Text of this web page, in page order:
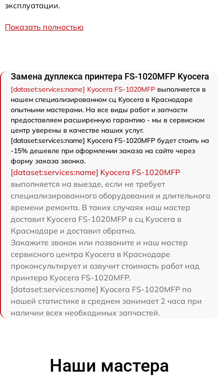
эксплуатации.
Показать полностью
Замена дуплекса принтера FS-1020MFP Kyocera
[dataset:services:name] Kyocera FS-1020MFP выполняется в
нашем специализированном сц Kyocera в Краснодаре
опытными мастерами. На все виды работ и запчасти
предоставляем расширенную гарантию - мы в сервисном
центр уверены в качестве наших услуг.
[dataset:services:name] Kyocera FS-1020MFP будет стоить на
-15% дешевле при оформлении заказа на сайте через
форму заказа звонка.
[dataset:services:name] Kyocera FS-1020MFP
выполняется на выезде, если не требует
специализированного оборудования и длительного
времени ремонта. В таких случаях наш мастер
доставит Kyocera FS-1020MFP в сц Kyocera в
Краснодаре и доставит обратно.
Закажите звонок или позвоните и наш мастер
сервисного центра Kyocera в Краснодаре
проконсультирует и озвучит стоимость работ над
принтера Kyocera FS-1020MFP.
[dataset:services:name] Kyocera FS-1020MFP по
нашей статистике в среднем занимает 2 часа при
наличии всех необходимых запчастей.
Наши мастера